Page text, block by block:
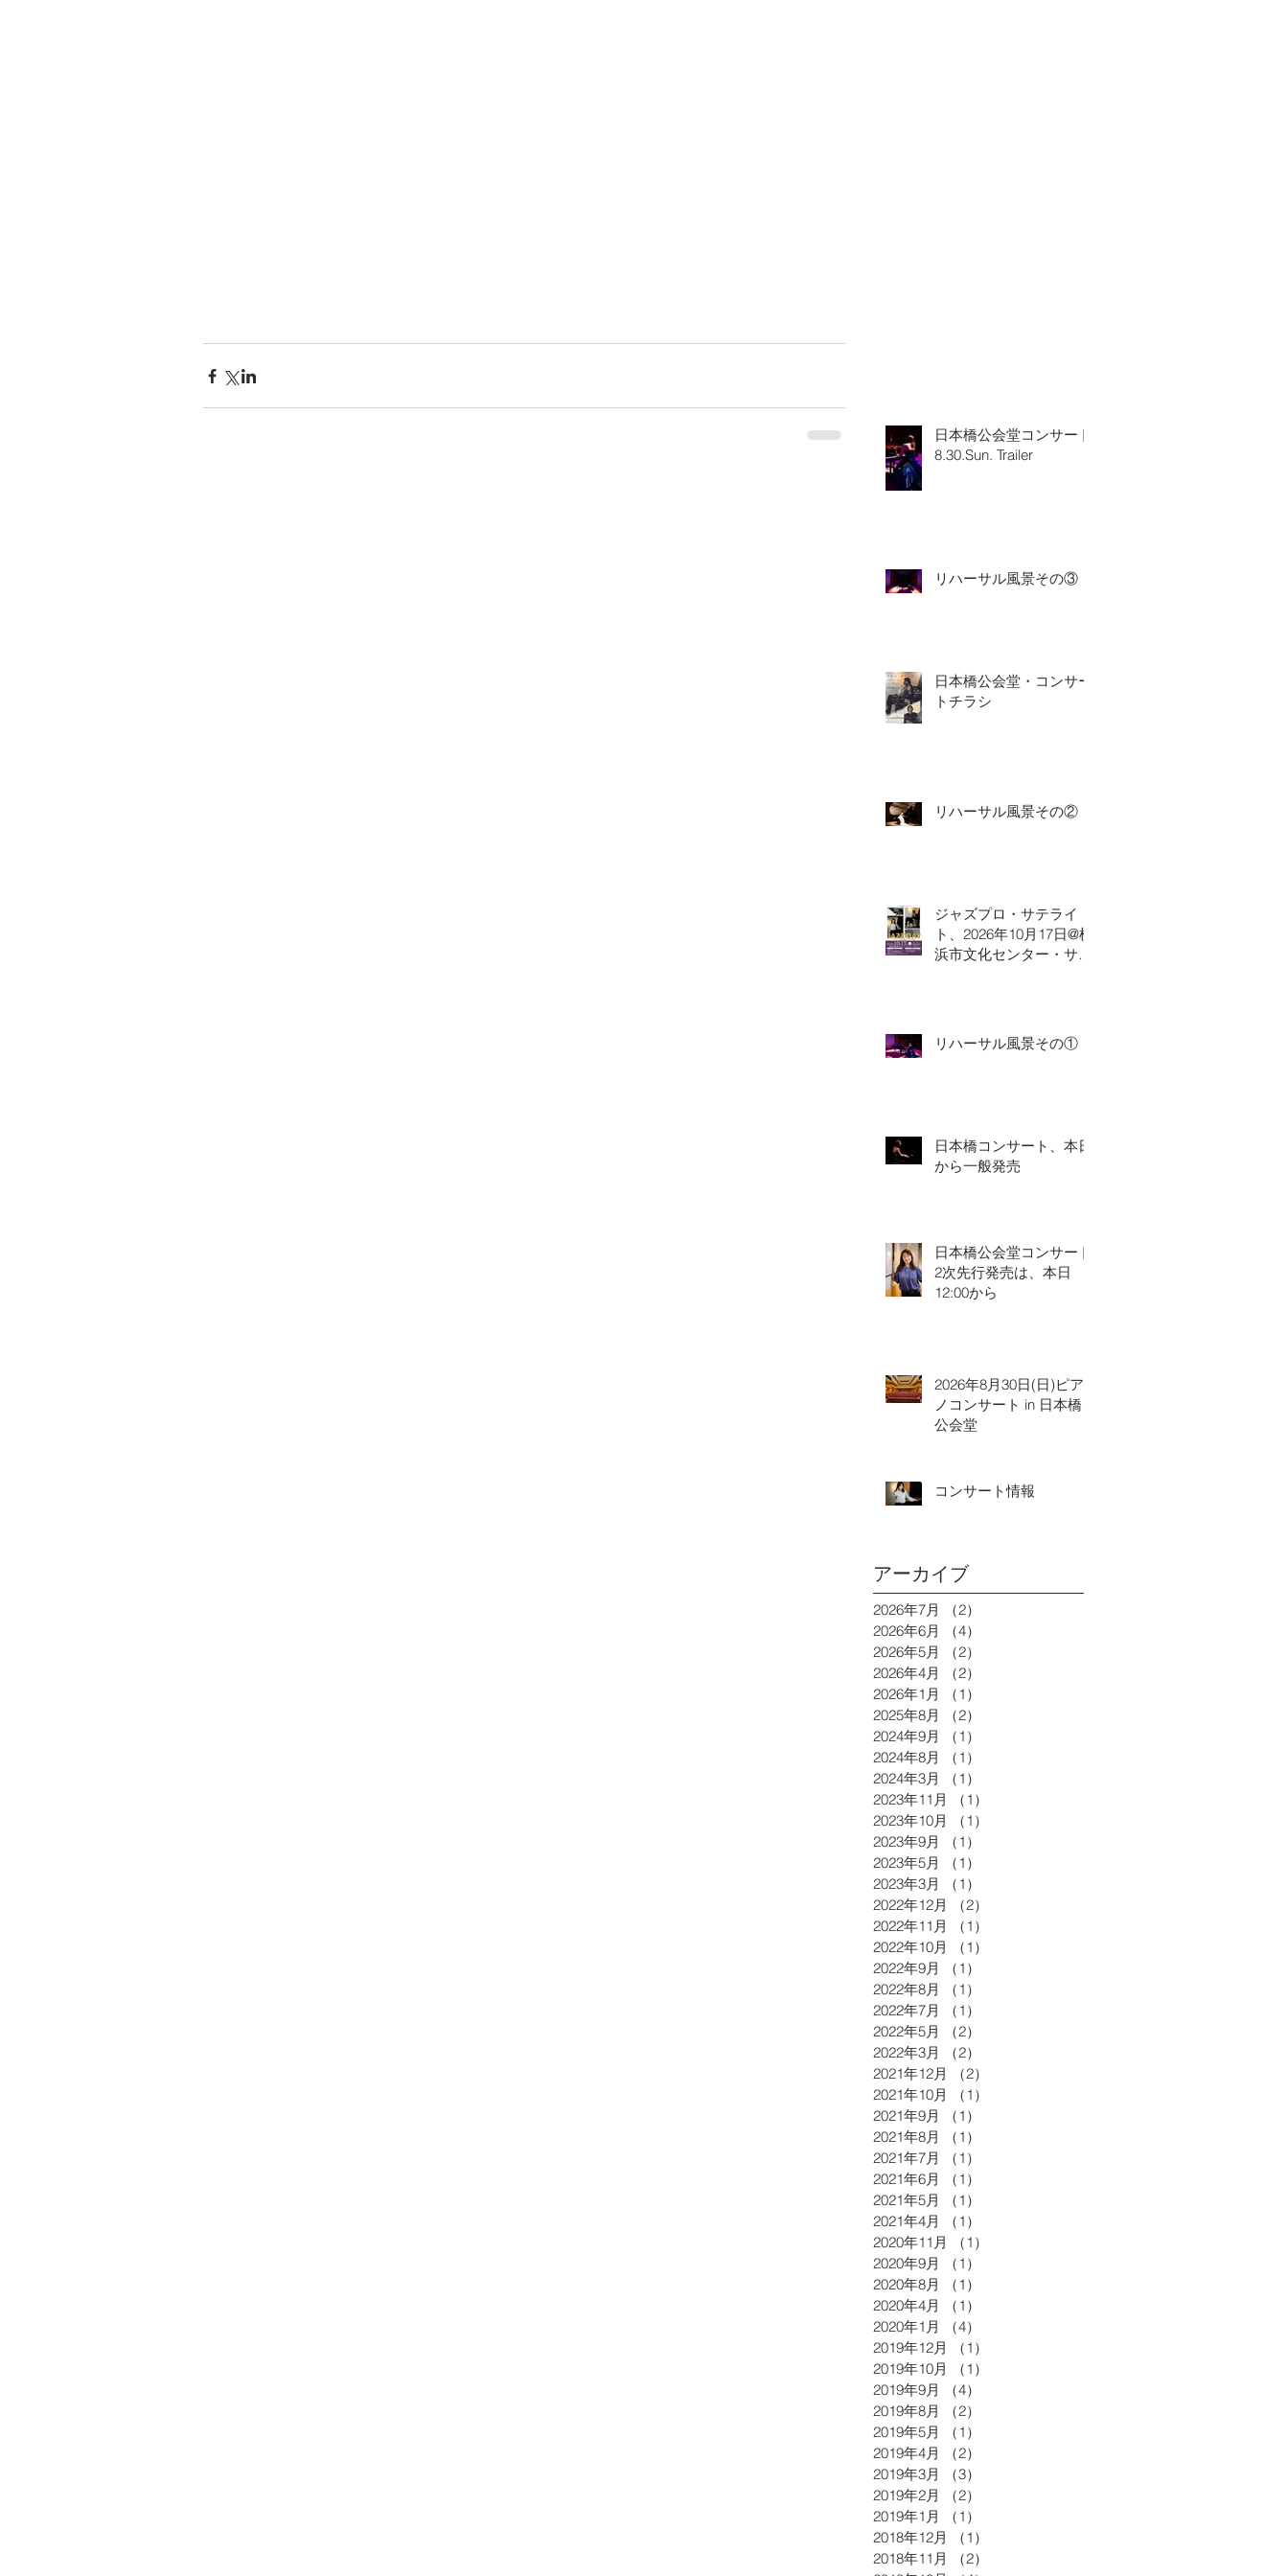
日本橋公会堂コンサート
8.30.Sun. Trailer
リハーサル風景その③
日本橋公会堂・コンサー
トチラシ
リハーサル風景その②
ジャズプロ・サテライ
ト、2026年10月17日@横
浜市文化センター・サン
リハーサル風景その①
日本橋コンサート、本日
から一般発売
日本橋公会堂コンサート
2次先行発売は、本日
12:00から
2026年8月30日(日)ピア
ノコンサート in 日本橋
公会堂
コンサート情報
アーカイブ
2026年7月 （2）
2026年6月
（4）
2026年5月
（2）
2026年4月
（2）
2026年1月
（1）
2025年8月
（2）
2024年9月
（1）
2024年8月
（1）
2024年3月
（1）
2023年11月
（1）
2023年10月
（1）
2023年9月
（1）
2023年5月
（1）
2023年3月
（1）
2022年12月
（2）
2022年11月
（1）
2022年10月
（1）
2022年9月
（1）
2022年8月
（1）
2022年7月
（1）
2022年5月
（2）
2022年3月
（2）
2021年12月
（2）
2021年10月
（1）
2021年9月
（1）
2021年8月
（1）
2021年7月
（1）
2021年6月
（1）
2021年5月
（1）
2021年4月
（1）
2020年11月
（1）
2020年9月
（1）
2020年8月
（1）
2020年4月
（1）
2020年1月
（4）
2019年12月
（1）
2019年10月
（1）
2019年9月
（4）
2019年8月
（2）
2019年5月
（1）
2019年4月
（2）
2019年3月
（3）
2019年2月
（2）
2019年1月
（1）
2018年12月
（1）
2018年11月
（2）